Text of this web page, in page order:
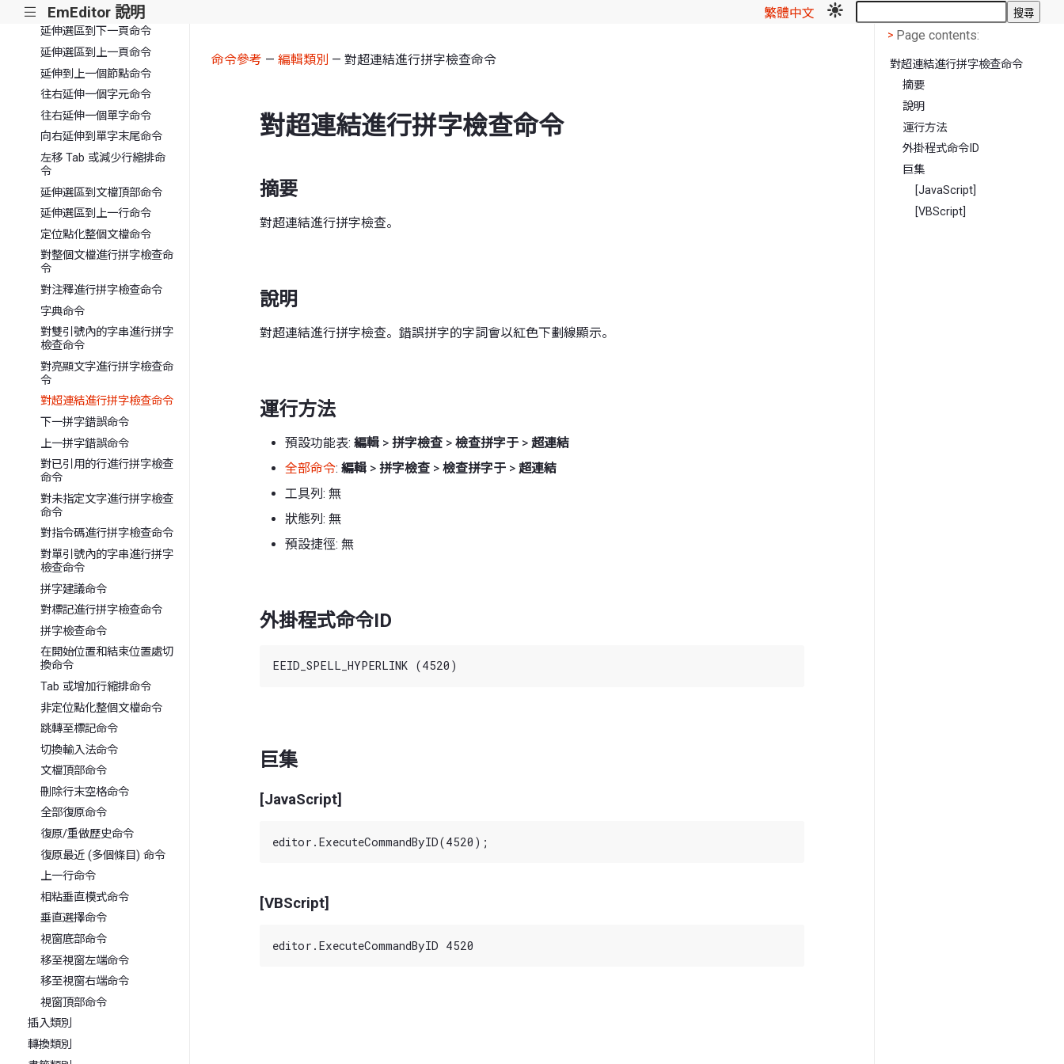
||| EmEditor 說明 繁體中文 搜尋
延伸選取到配對的標籤命令
延伸選區到下一頁命令
延伸選區到上一頁命令
延伸到上一個節點命令
往右延伸一個字元命令
往右延伸一個單字命令
向右延伸到單字末尾命令
左移 Tab 或減少行縮排命
令
延伸選區到文檔頂部命令
延伸選區到上一行命令
定位點化整個文檔命令
對整個文檔進行拼字檢查命
令
對注釋進行拼字檢查命令
字典命令
對雙引號內的字串進行拼字
檢查命令
對亮顯文字進行拼字檢查命
令
對超連結進行拼字檢查命令
下一拼字錯誤命令
上一拼字錯誤命令
對已引用的行進行拼字檢查
命令
對未指定文字進行拼字檢查
命令
對指令碼進行拼字檢查命令
對單引號內的字串進行拼字
檢查命令
拼字建議命令
對標記進行拼字檢查命令
拼字檢查命令
在開始位置和結束位置處切
換命令
Tab 或增加行縮排命令
非定位點化整個文檔命令
跳轉至標記命令
切換輸入法命令
文檔頂部命令
刪除行末空格命令
全部復原命令
復原/重做歷史命令
復原最近 (多個條目) 命令
上一行命令
相粘垂直模式命令
垂直選擇命令
視窗底部命令
移至視窗左端命令
移至視窗右端命令
視窗頂部命令
插入類別
轉換類別
命令參考 — 編輯類別 — 對超連結進行拼字檢查命令
對超連結進行拼字檢查命令
摘要
對超連結進行拼字檢查。
說明
對超連結進行拼字檢查。錯誤拼字的字詞會以紅色下劃線顯示。
運行方法
預設功能表: 編輯 > 拼字檢查 > 檢查拼字于 > 超連結
全部命令: 編輯 > 拼字檢查 > 檢查拼字于 > 超連結
工具列: 無
狀態列: 無
預設捷徑: 無
外掛程式命令ID
巨集
[JavaScript]
[VBScript]
< Page contents
> Page contents:
對超連結進行拼字檢查命令
摘要
說明
運行方法
外掛程式命令ID
巨集
[JavaScript]
[VBScript]